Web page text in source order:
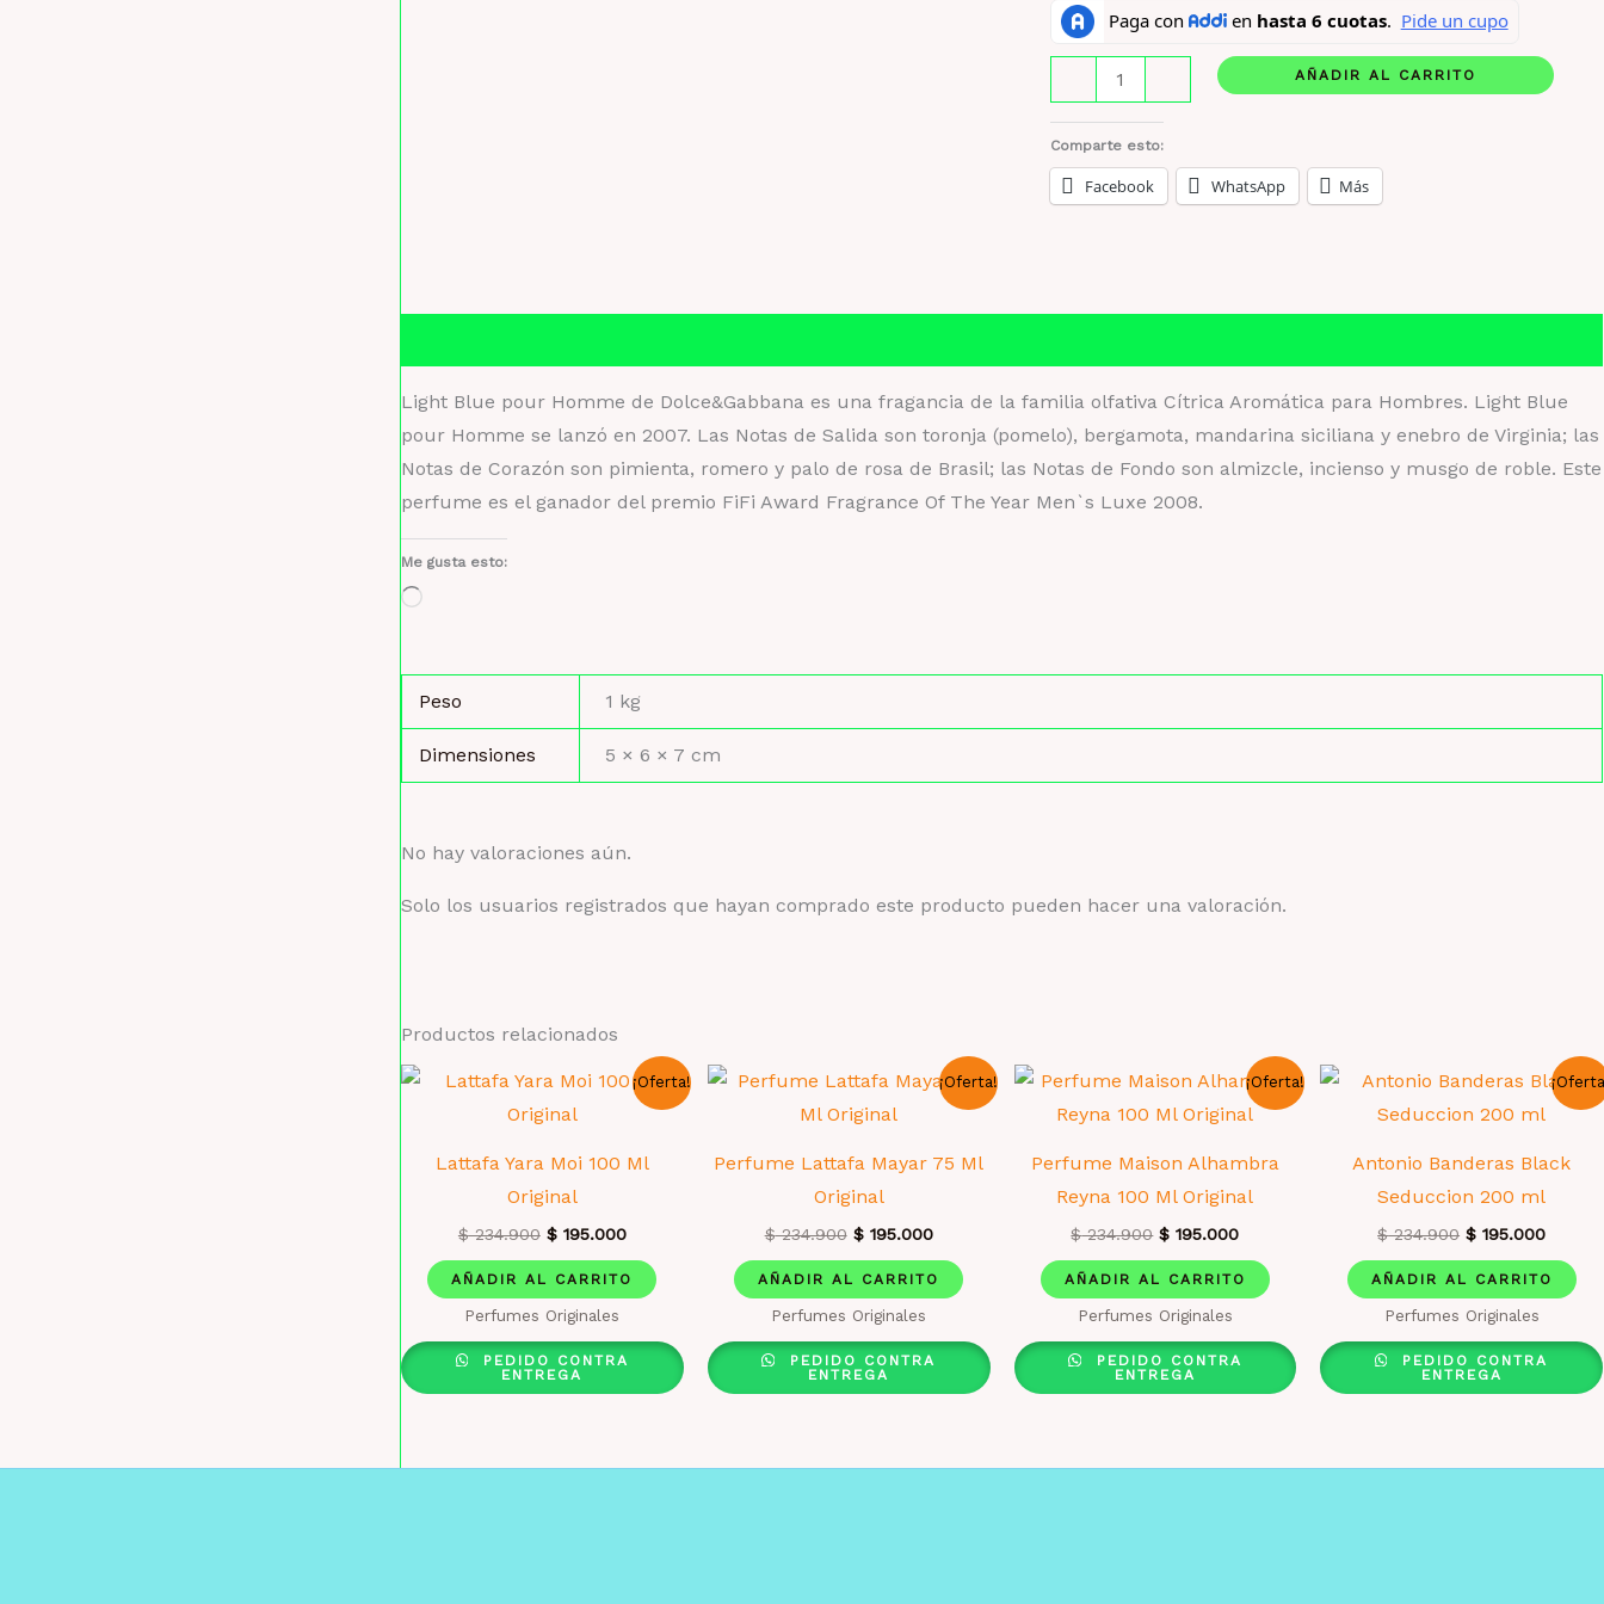
Dolcegabanna
Light
Blue
Homme
X
AÑADIR AL CARRITO
Comparte esto:
Facebook WhatsApp Más
Light Blue pour Homme de Dolce&Gabbana es una fragancia de la familia olfativa Cítrica Aromática para Hombres. Light Blue
pour Homme se lanzó en 2007. Las Notas de Salida son toronja (pomelo), bergamota, mandarina siciliana y enebro de Virginia; las
Notas de Corazón son pimienta, romero y palo de rosa de Brasil; las Notas de Fondo son almizcle, incienso y musgo de roble. Este
perfume es el ganador del premio FiFi Award Fragrance Of The Year Men`s Luxe 2008.
Me gusta esto:
Cargando...
Peso 1 kg
Dimensiones 5 × 6 × 7 cm
No hay valoraciones aún.
Solo los usuarios registrados que hayan comprado este producto pueden hacer una valoración.
Productos relacionados
¡Oferta!
Lattafa Yara Moi 100 Ml
Original
$234.900 El
original
era:
$ 234.900.
$195.000El
actual
es:
AÑADIR AL CARRITO
Perfumes Originales
PEDIDO CONTRA
ENTREGA
¡Oferta!
Perfume Lattafa Mayar 75 Ml
Original
$234.900 El
original
era:
$ 234.900.
$195.000El
actual
es:
AÑADIR AL CARRITO
Perfumes Originales
PEDIDO CONTRA
ENTREGA
¡Oferta!
Perfume Maison Alhambra
Reyna 100 Ml Original
$234.900 El
original
era:
$ 234.900.
$ 195.000El
actual
es:
AÑADIR AL CARRITO
Perfumes Originales
PEDIDO CONTRA
ENTREGA
Antonio Banderas Black
Seduccion 200 ml
$234.900 El
original
era:
$ 234.900.
$ 195.000El
actual
es:
AÑADIR AL CARRITO
Perfumes Originales
PEDIDO CONTRA
ENTREGA